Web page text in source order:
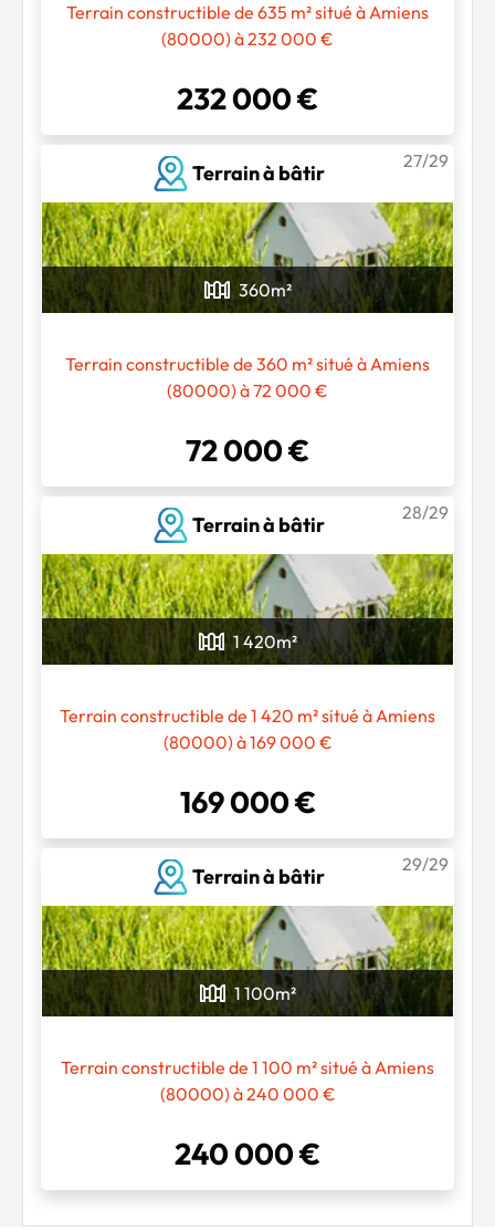
Terrain constructible de 635 m² situé à Amiens
(80000) à 232 000 €
232 000 €
Terrain à bâtir
27/29
360m²
Terrain constructible de 360 m² situé à Amiens
(80000) à 72 000 €
72 000 €
Terrain à bâtir
28/29
1 420m²
Terrain constructible de 1 420 m² situé à Amiens
(80000) à 169 000 €
169 000 €
Terrain à bâtir
29/29
1 100m²
Terrain constructible de 1 100 m² situé à Amiens
(80000) à 240 000 €
240 000 €